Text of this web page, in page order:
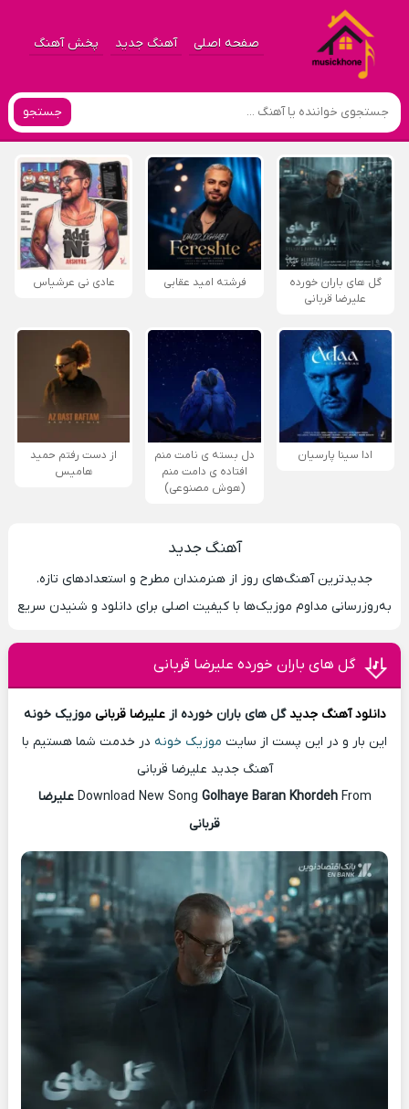
صفحه اصلی آهنگ جدید پخش آهنگ
جستجو
گل های باران خورده
علیرضا قربانی
فرشته امید عقابی عادی نی عرشیاس
ادا سینا پارسیان
دل بسته ی نامت منم
افتاده ی دامت منم
(هوش مصنوعی)
از دست رفتم حمید
هامیس
آهنگ جدید
جدیدترین آهنگ‌های روز از هنرمندان مطرح و استعدادهای تازه.
به‌روزرسانی مداوم موزیک‌ها با کیفیت اصلی برای دانلود و شنیدن سریع
گل های باران خورده علیرضا قربانی
دانلود آهنگ جدیدگل های باران خورده ازعلیرضا قربانی موزیک خونه
این بار و در این پست از سایت موزیک خونه در خدمت شما هستیم با
آهنگ جدید علیرضا قربانی
Download New Song Golhaye Baran KhordehFrom
علیرضا
قربانی